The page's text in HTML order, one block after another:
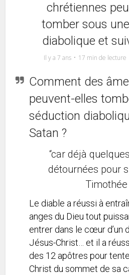
chrétiennes
tomber sous
diabolique et
Il y a 7 ans 17 min de lecture
Comment des
peuvent-elles
séduction
Satan ?
“car déjà
détournées pour
Timothée
Le diable a réussi à
anges du Dieu tout
entrer dans le cœur d’un
Jésus-Christ… et il a
des 12 apôtres pour
Christ du sommet de sa